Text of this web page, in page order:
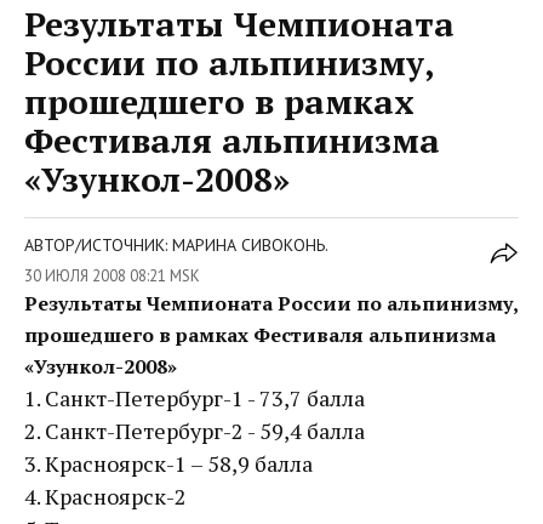
Результаты Чемпионата
России по альпинизму,
прошедшего в рамках
Фестиваля альпинизма
«Узункол-2008»
АВТОР/ИСТОЧНИК: МАРИНА СИВОКОНЬ.
30 ИЮЛЯ 2008 08:21 MSK
Результаты Чемпионата России по альпинизму,
прошедшего в рамках Фестиваля альпинизма
«Узункол-2008»
1. Санкт-Петербург-1 - 73,7 балла
2. Санкт-Петербург-2 - 59,4 балла
3. Красноярск-1 – 58,9 балла
4. Красноярск-2